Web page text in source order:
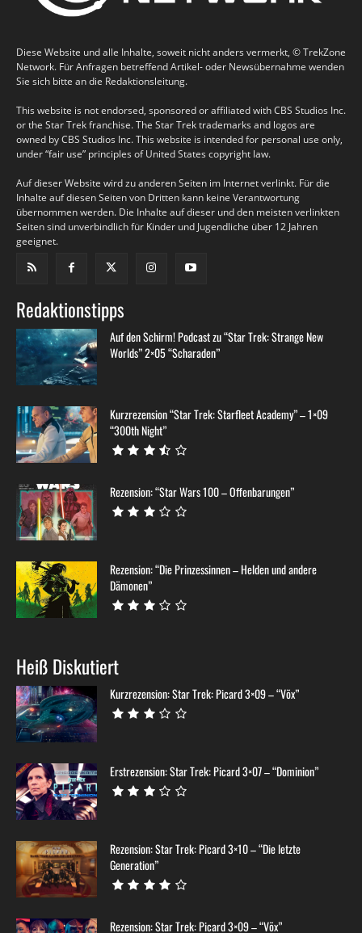
Diese Website und alle Inhalte, soweit nicht anders vermerkt, © TrekZone
Network. Für Anfragen betreffend Artikel- oder Newsübernahme wenden
Sie sich bitte an die Redaktionsleitung.
This website is not endorsed, sponsored or affiliated with CBS Studios Inc.
or the Star Trek franchise. The Star Trek trademarks and logos are
owned by CBS Studios Inc. This website is intended for personal use only,
under “fair use” principles of United States copyright law.
Auf dieser Website wird zu anderen Seiten im Internet verlinkt. Für die
Inhalte auf diesen Seiten von Dritten kann keine Verantwortung
übernommen werden. Die Inhalte auf dieser und den meisten verlinkten
Seiten sind unverbindlich für Kinder und Jugendliche über 12 Jahren
geeignet.
Redaktionstipps
Auf den Schirm! Podcast zu “Star Trek: Strange New
Worlds” 2×05 “Scharaden”
Kurzrezension “Star Trek: Starfleet Academy” – 1×09
“300th Night”
Rezension: “Star Wars 100 – Offenbarungen”
Rezension: “Die Prinzessinnen – Helden und andere
Dämonen”
Heiß Diskutiert
Kurzrezension: Star Trek: Picard 3×09 – “Võx”
Erstrezension: Star Trek: Picard 3×07 – “Dominion”
Rezension: Star Trek: Picard 3×10 – “Die letzte
Generation”
Rezension: Star Trek: Picard 3×09 – “Võx”